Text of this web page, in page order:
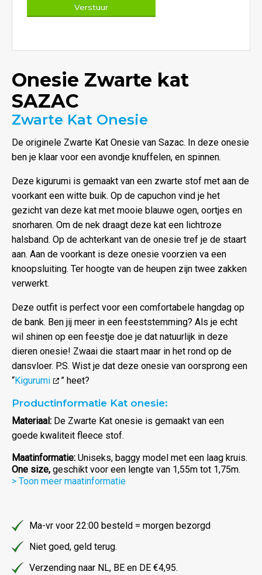
Onesie Zwarte kat
SAZAC
Zwarte Kat Onesie
De originele Zwarte Kat Onesie van Sazac. In deze onesie
ben je klaar voor een avondje knuffelen, en spinnen.
Deze kigurumi is gemaakt van een zwarte stof met aan de
voorkant een witte buik. Op de capuchon vind je het
gezicht van deze kat met mooie blauwe ogen, oortjes en
snorharen. Om de nek draagt deze kat een lichtroze
halsband. Op de achterkant van de onesie tref je de staart
aan. Aan de voorkant is deze onesie voorzien va een
knoopsluiting. Ter hoogte van de heupen zijn twee zakken
verwerkt.
Deze outfit is perfect voor een comfortabele hangdag op
de bank. Ben jij meer in een feeststemming? Als je echt
wil shinen op een feestje doe je dat natuurlijk in deze
dieren onesie! Zwaai die staart maar in het rond op de
dansvloer. P.S. Wist je dat deze onesie van oorsprong een
“Kigurumi ” heet?
Productinformatie Kat onesie:
Materiaal: De Zwarte Kat onesie is gemaakt van een
goede kwaliteit fleece stof.
Maatinformatie: Uniseks, baggy model met een laag kruis.
One size, geschikt voor een lengte van 1,55m tot 1,75m.
> Toon meer maatinformatie
Ma-vr voor 22:00 besteld = morgen bezorgd
Niet goed, geld terug.
Verzending naar NL, BE en DE €4,95.